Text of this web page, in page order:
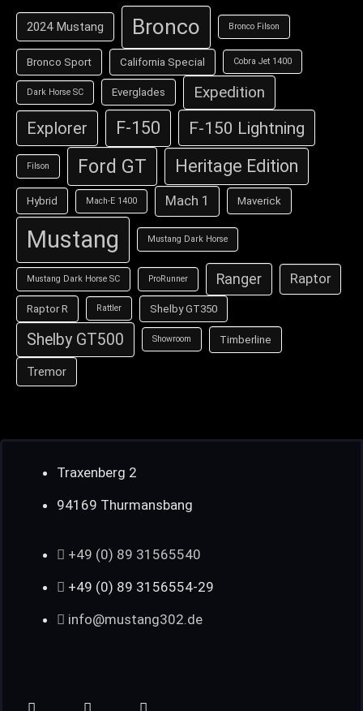
2024 Mustang Bronco Bronco Filson
Bronco Sport California Special Cobra Jet 1400
Dark Horse SC Everglades Expedition
Explorer F-150 F-150 Lightning
Filson Ford GT Heritage Edition
Hybrid Mach-E 1400 Mach 1 Maverick
Mustang Mustang Dark Horse
Mustang Dark Horse SC ProRunner Ranger Raptor
Raptor R Rattler Shelby GT350
Shelby GT500 Showroom Timberline
Tremor
Traxenberg 2
94169 Thurmansbang
+49 (0) 89 31565540
+49 (0) 89 3156554-29
info@mustang302.de